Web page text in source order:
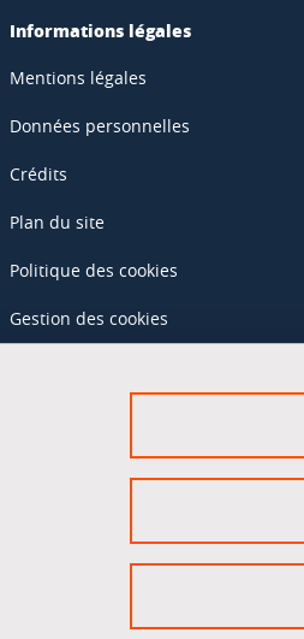
Informations légales
Mentions légales
Données personnelles
Crédits
Plan du site
Politique des cookies
Gestion des cookies
Accès réservés